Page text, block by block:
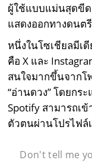
ผู้ใช้แบบแม่นสุดขีด
แสดงออกทางดนต
หนึ่งในโซเชียลมีเ
คือ X และ
สนใจมากขึ้นจากโ
“อ่านดวง” โดยกร
Spotify สามารถเ
ตัวตนผ่านโปรไฟล์
Don't tell me